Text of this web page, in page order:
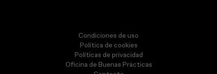
Condiciones de uso
Política de cookies
Políticas de privacidad
Oficina de Buenas Prácticas